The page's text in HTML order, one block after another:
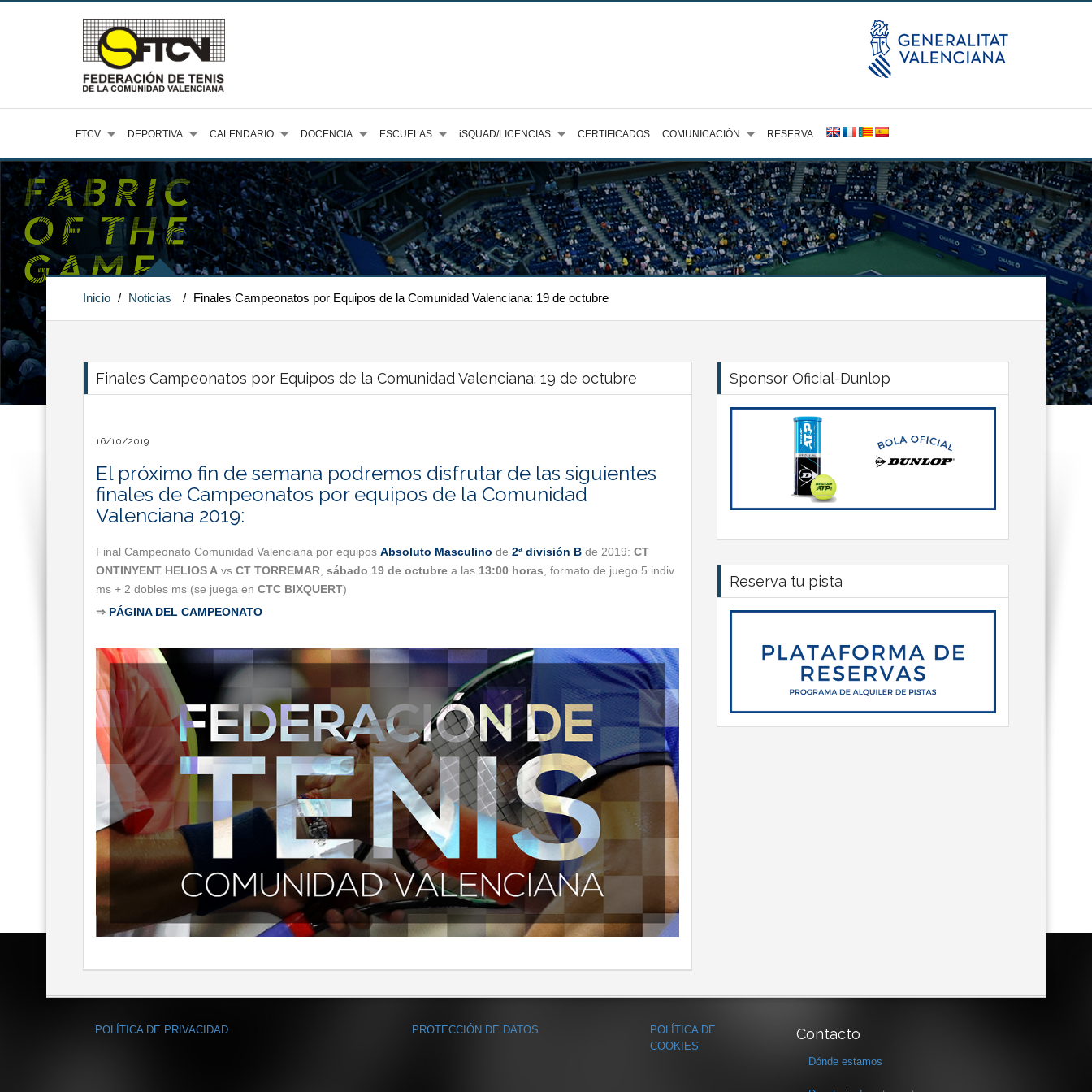
FTCV DEPORTIVA CALENDARIO DOCENCIA ESCUELAS iSQUAD/LICENCIAS CERTIFICADOS COMUNICACIÓN RESERVA
Inicio / Noticias / Finales Campeonatos por Equipos de la Comunidad Valenciana: 19 de octubre
Finales Campeonatos por Equipos de la Comunidad Valenciana: 19 de octubre
16/10/2019
El próximo fin de semana podremos disfrutar de las siguientes
finales de Campeonatos por equipos de la Comunidad
Valenciana 2019:
Final Campeonato Comunidad Valenciana por equipos Absoluto Masculino de 2ª división B de 2019: CT
ONTINYENT HELIOS A vs CT TORREMAR sábado 19 de octubre a las 13:00 horas , formato de juego 5 indiv.
ms + 2 dobles ms (se juega en CTC BIXQUERT)
⇒ PÁGINA DEL CAMPEONATO
Sponsor Oficial-Dunlop
Reserva tu pista
POLÍTICA DE PRIVACIDAD PROTECCIÓN DE DATOS
POLÍTICA DE
COOKIES
Contacto
Dónde estamos